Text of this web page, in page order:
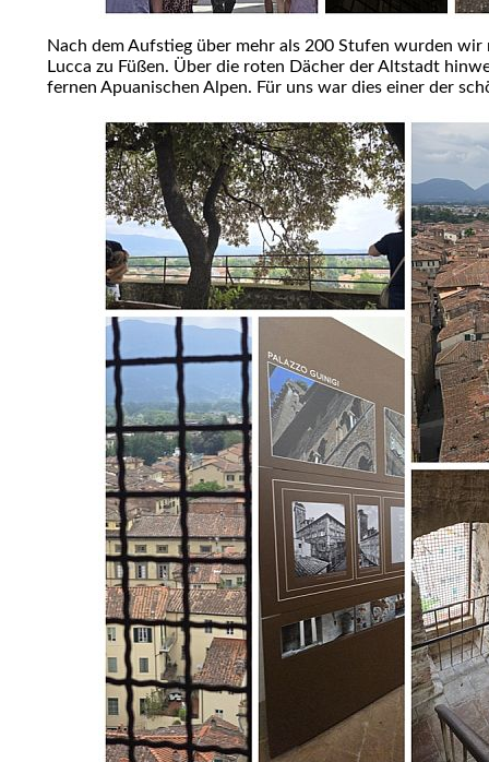
Nach dem Aufstieg über mehr als 200 Stufen wurden
Lucca zu Füßen. Über die roten Dächer der Altstadt
fernen Apuanischen Alpen. Für uns war dies einer der